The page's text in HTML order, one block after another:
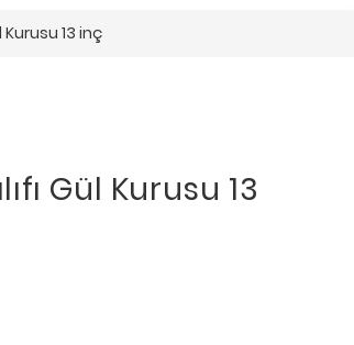
Kurusu 13 inç
Gül Kurusu 13